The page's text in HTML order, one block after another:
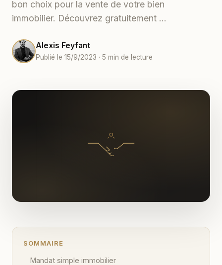
bon choix pour la vente de votre bien
immobilier. Découvrez gratuitement ...
Alexis Feyfant
Publié le 15/9/2023 · 5 min de lecture
SOMMAIRE
Mandat simple immobilier